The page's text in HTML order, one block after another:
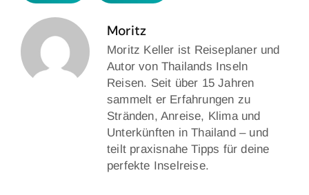
Moritz
Moritz Keller ist Reiseplaner und
Autor von Thailands Inseln
Reisen. Seit über 15 Jahren
sammelt er Erfahrungen zu
Stränden, Anreise, Klima und
Unterkünften in Thailand – und
teilt praxisnahe Tipps für deine
perfekte Inselreise.